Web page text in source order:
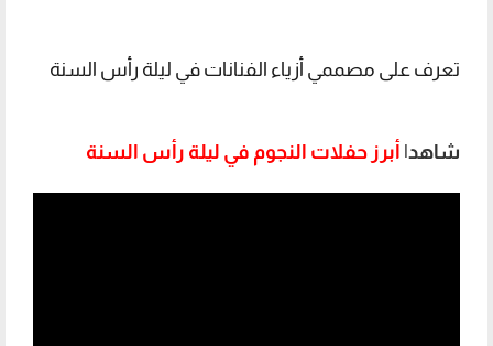
تعرف على مصممي أزياء الفنانات في ليلة رأس السنة
شاهد| أبرز حفلات النجوم في ليلة رأس السنة